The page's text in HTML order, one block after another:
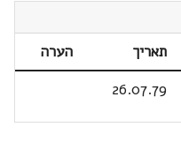
תאריך
הערה
26.07.79